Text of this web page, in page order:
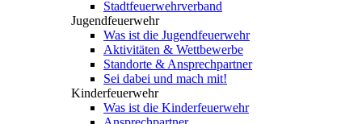
Stadtfeuerwehrverband
Jugendfeuerwehr
Was ist die Jugendfeuerwehr
Aktivitäten & Wettbewerbe
Standorte & Ansprechpartner
Sei dabei und mach mit!
Kinderfeuerwehr
Was ist die Kinderfeuerwehr